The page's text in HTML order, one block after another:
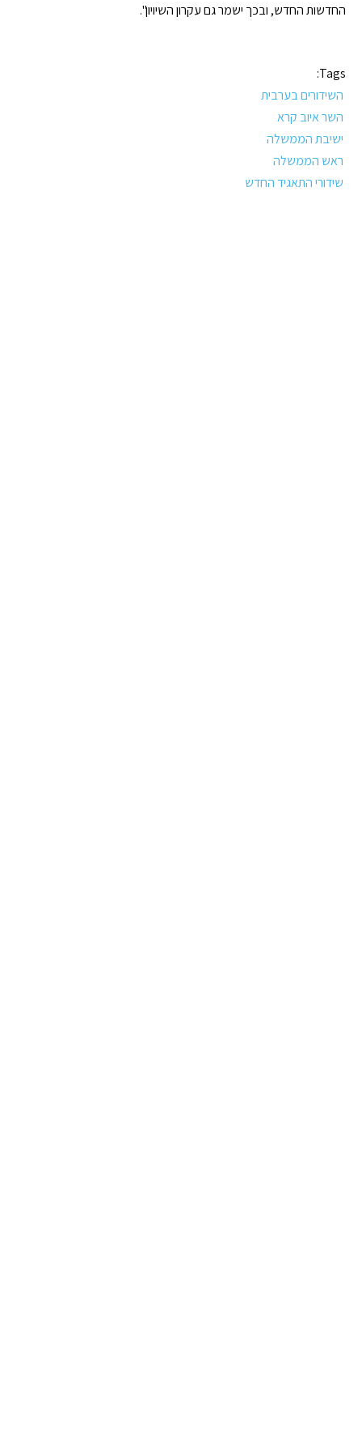
החדשות החדש, ובכך ישמר גם עקרון השיויון".
Tags:
השידורים בערבית
השר איוב קרא
ישיבת הממשלה
ראש הממשלה
שידורי התאגיד החדש